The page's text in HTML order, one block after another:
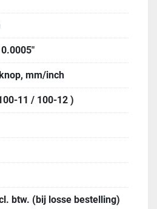
mm/inch
11 / 100-12 )
btw. (bij losse bestelling)